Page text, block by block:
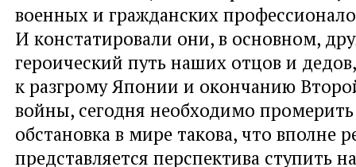
военных и гражданских
И констатировали они, в основном,
героический путь наших отцов и
к разгрому Японии и окончанию
войны, сегодня необходимо
обстановка в мире такова, что вполне
представляется перспектива ступить